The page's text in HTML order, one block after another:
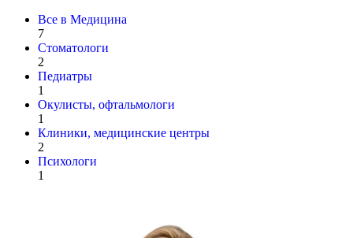
Все в Медицина
7
Стоматологи
2
Педиатры
1
Окулисты, офтальмологи
1
Клиники, медицинские центры
2
Психологи
1